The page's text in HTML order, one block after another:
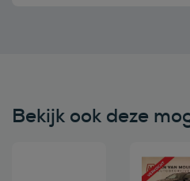
Bekijk ook deze
Bekijk